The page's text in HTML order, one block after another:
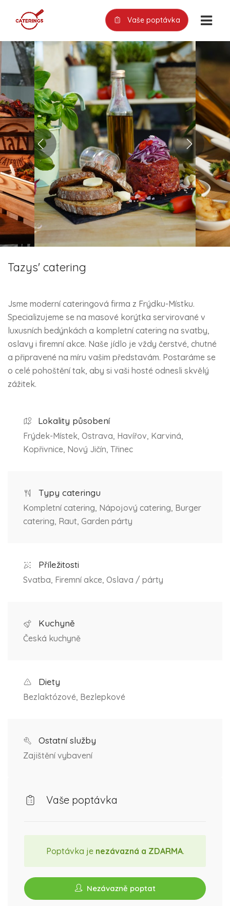
Vaše poptávka
Tazys' catering
Jsme moderní cateringová firma z Frýdku-Místku.
Specializujeme se na masové korýtka servirované v
luxusních bedýnkách a kompletní catering na svatby,
oslavy i firemní akce. Naše jídlo je vždy čerstvé, chutné
a připravené na míru vašim představám. Postaráme se
o celé pohoštění tak, aby si vaši hosté odnesli skvělý
zážitek.
Lokality působení
Frýdek-Místek, Ostrava, Havířov, Karviná,
Kopřivnice, Nový Jičín, Třinec
Typy cateringu
Kompletní catering, Nápojový catering, Burger
catering, Raut, Garden párty
Příležitosti
Svatba, Firemní akce, Oslava / párty
Kuchyně
Česká kuchyně
Diety
Bezlaktózové, Bezlepkové
Ostatní služby
Zajištění vybavení
Vaše poptávka
Poptávka je nezávazná a ZDARMA.
Nezávazně poptat